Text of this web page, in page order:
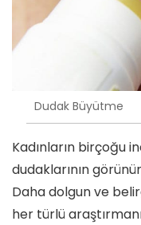
Dudak Büyütme
Kadınların birçoğu
dudaklarının
Daha dolgun ve
her türlü